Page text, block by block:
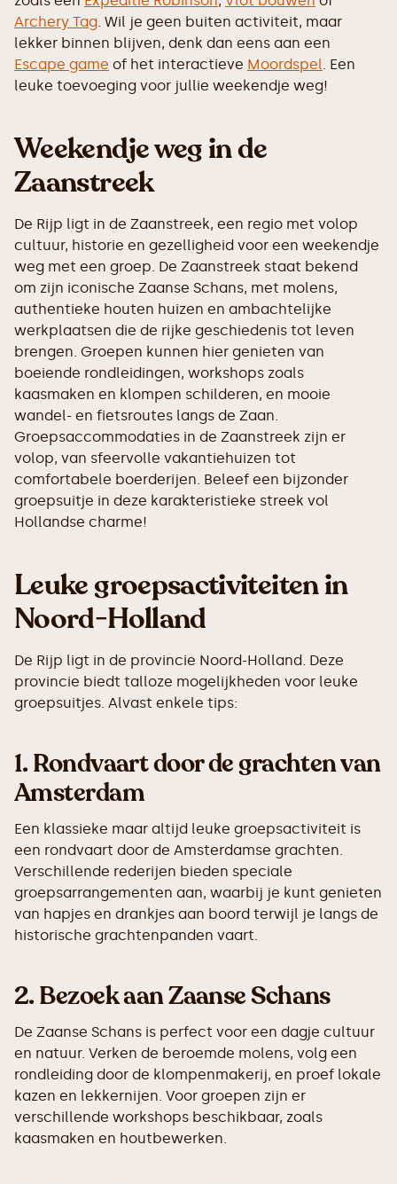
Archery Tag. Wil je geen buiten activiteit, maar
lekker binnen blijven, denk dan eens aan een
Escape game of het interactieve Moordspel. Een
leuke toevoeging voor jullie weekendje weg!
Weekendje weg in de
Zaanstreek
De Rijp ligt in de Zaanstreek, een regio met volop
cultuur, historie en gezelligheid voor een weekendje
weg met een groep. De Zaanstreek staat bekend
om zijn iconische Zaanse Schans, met molens,
authentieke houten huizen en ambachtelijke
werkplaatsen die de rijke geschiedenis tot leven
brengen. Groepen kunnen hier genieten van
boeiende rondleidingen, workshops zoals
kaasmaken en klompen schilderen, en mooie
wandel- en fietsroutes langs de Zaan.
Groepsaccommodaties in de Zaanstreek zijn er
volop, van sfeervolle vakantiehuizen tot
comfortabele boerderijen. Beleef een bijzonder
groepsuitje in deze karakteristieke streek vol
Hollandse charme!
Leuke groepsactiviteiten in
Noord-Holland
De Rijp ligt in de provincie Noord-Holland. Deze
provincie biedt talloze mogelijkheden voor leuke
groepsuitjes. Alvast enkele tips:
1.Rondvaart door de grachten van
Amsterdam
Een klassieke maar altijd leuke groepsactiviteit is
een rondvaart door de Amsterdamse grachten.
Verschillende rederijen bieden speciale
groepsarrangementen aan, waarbij je kunt genieten
van hapjes en drankjes aan boord terwijl je langs de
historische grachtenpanden vaart.
2.Bezoek aan Zaanse Schans
De Zaanse Schans is perfect voor een dagje cultuur
en natuur. Verken de beroemde molens, volg een
rondleiding door de klompenmakerij, en proef lokale
kazen en lekkernijen. Voor groepen zijn er
verschillende workshops beschikbaar, zoals
kaasmaken en houtbewerken.